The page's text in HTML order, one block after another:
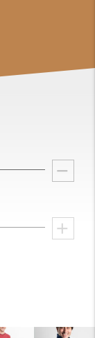
remove
add